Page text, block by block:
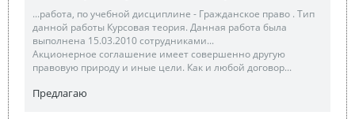
...работа, по учебной дисциплине - Гражданское право . Тип
данной работы Курсовая теория. Данная работа была
выполнена 15.03.2010 сотрудниками...
Акционерное соглашение имеет совершенно другую
правовую природу и иные цели. Как и любой договор...
Предлагаю